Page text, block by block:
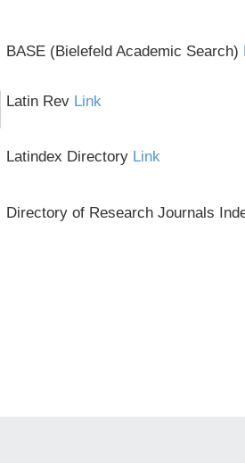
BASE (Bielefeld Academic Search)
Latin Rev Link
Latindex Directory Link
Directory of Research Journals